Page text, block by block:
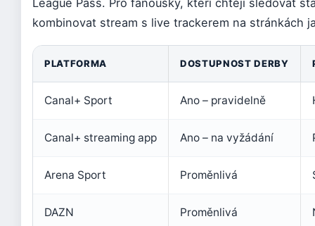
League Pass. Pro fanoušky, kteří chtějí sledovat
kombinovat stream s live trackerem na stránkách
PLATFORMA DOSTUPNOST DERBY
Canal+ Sport Ano – pravidelně
Canal+ streaming app Ano – na vyžádání
Arena Sport Proměnlivá
DAZN Proměnlivá